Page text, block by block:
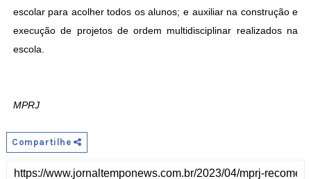
escolar para acolher todos os alunos; e auxiliar na construção e
execução de projetos de ordem multidisciplinar realizados na
escola.
MPRJ
Compartilhe